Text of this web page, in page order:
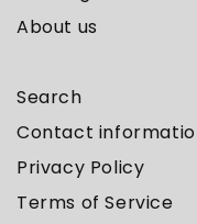
About us
Search
Contact
Privacy Policy
Terms of Service